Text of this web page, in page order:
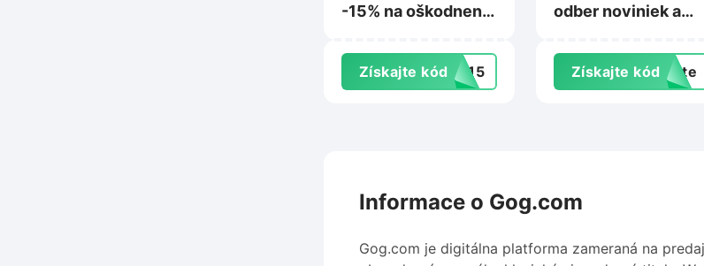
-15% na oškodnenie
Získajte kódTE15
odber noviniek a
ponuky a
propagačné akcie
na Viagogo.com
Získajte kód exte
Informace o Gog.com
Gog.com je digitálna platforma zameraná na